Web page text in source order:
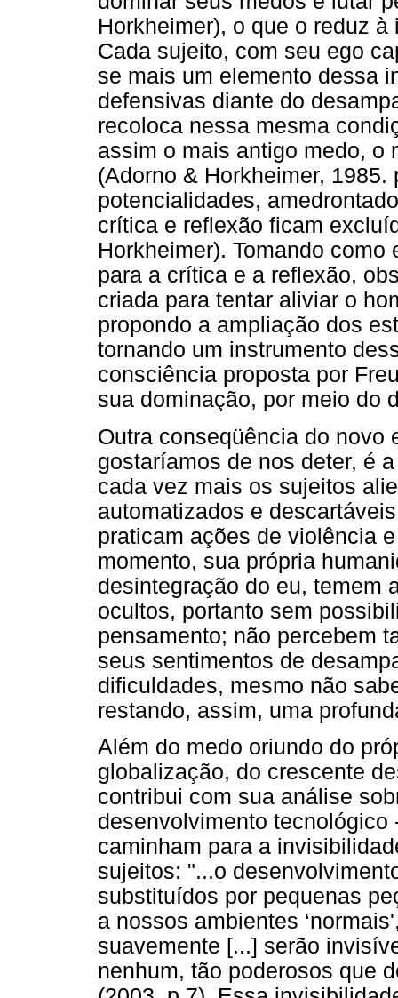
Horkheimer), o que o reduz
Cada sujeito, com seu ego
se mais um elemento dessa
defensivas diante do
recoloca nessa mesma
assim o mais antigo medo, o
(Adorno & Horkheimer,
potencialidades,
crítica e reflexão ficam
Horkheimer). Tomando
para a crítica e a reflexão,
criada para tentar aliviar o
propondo a ampliação dos
tornando um instrumento
consciência proposta por
sua dominação, por meio do
Outra conseqüência do novo
gostaríamos de nos deter, é
cada vez mais os sujeitos
automatizados e
praticam ações de violência
momento, sua própria
desintegração do eu, temem
ocultos, portanto sem
pensamento; não percebem
seus sentimentos de
dificuldades, mesmo não
restando, assim, uma
Além do medo oriundo do
globalização, do crescente
contribui com sua análise
desenvolvimento
caminham para a
sujeitos: "...o
substituídos por pequenas
a nossos ambientes
suavemente [...] serão
nenhum, tão poderosos que